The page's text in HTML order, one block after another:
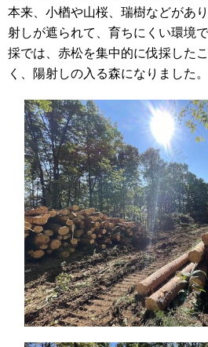
本来、小楢や山桜、瑞樹などがあ
射しが遮られて、育ちにくい環境
採では、赤松を集中的に伐採した
く、陽射しの入る森になりました。